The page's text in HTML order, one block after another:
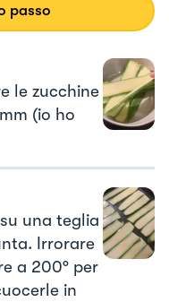
passo
le zucchine
(io ho
una teglia
Irrorare
a 200° per
in